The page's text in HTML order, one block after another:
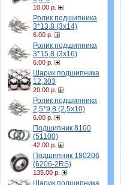
10.00 р.
Ролик подшипника
3*13,8 (3х14)
6.00 р.
Ролик подшипника
3*15,8 (3х16)
6.00 р.
Шарик подшипника
12,303
20.00 р.
Ролик подшипника
2,5*9,8 (2,5х10)
6.00 р.
Подшипник 8100
(51100)
42.00 р.
Подшипник 180206
(6206-2RS)
135.00 р.
Шарик подшипника